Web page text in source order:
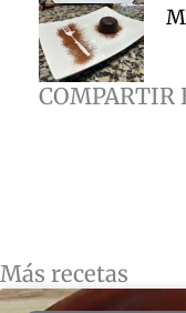
COMPARTIR
Más recetas